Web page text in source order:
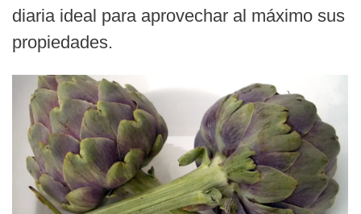
diaria ideal para aprovechar al máximo sus
propiedades.